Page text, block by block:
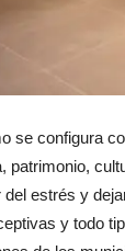
se configura
patrimonio,
estrés y
y todo